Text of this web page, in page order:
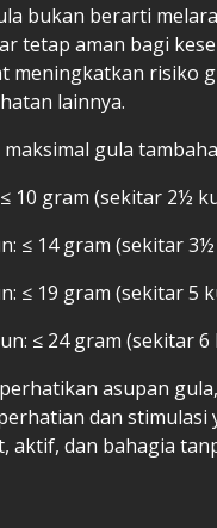
bukan berarti
tetap aman bagi
meningkatkan risiko
lainnya.
gula
10 gram (sekitar 2½
≤ 14 gram (sekitar
≤ 19 gram (sekitar 5
≤ 24 gram (sekitar
asupan
dan stimulasi
aktif, dan bahagia